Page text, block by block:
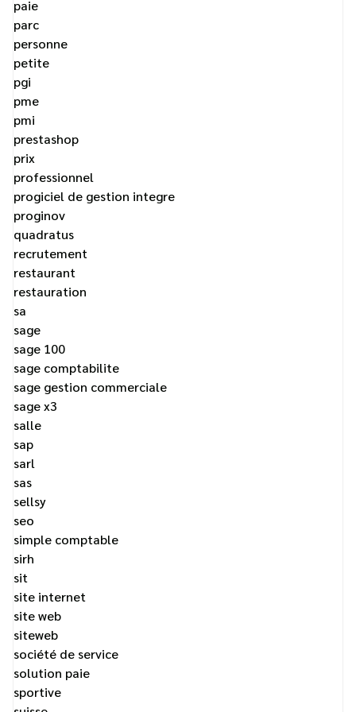
paie
parc
personne
petite
pgi
pme
pmi
prestashop
prix
professionnel
progiciel de gestion integre
proginov
quadratus
recrutement
restaurant
restauration
sa
sage
sage 100
sage comptabilite
sage gestion commerciale
sage x3
salle
sap
sarl
sas
sellsy
seo
simple comptable
sirh
sit
site internet
site web
siteweb
société de service
solution paie
sportive